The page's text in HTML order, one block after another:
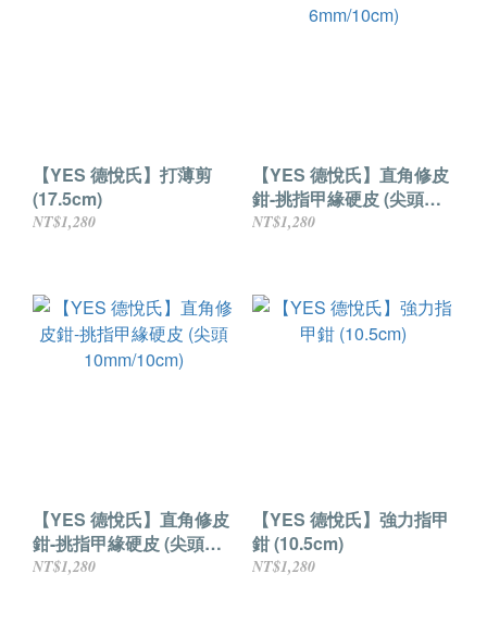
【YES 德悅氏】打薄剪
(17.5cm)
NT$1,280
【YES 德悅氏】直角修皮
鉗-挑指甲緣硬皮 (尖頭
6mm/10cm)
NT$1,280
【YES 德悅氏】直角修皮
鉗-挑指甲緣硬皮 (尖頭
10mm/10cm)
NT$1,280
【YES 德悅氏】強力指甲
鉗 (10.5cm)
NT$1,280